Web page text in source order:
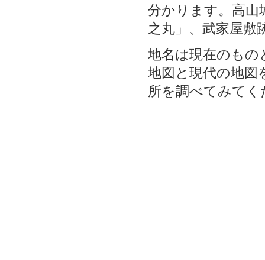
分かります。高山
之丸」、武家屋敷
地名は現在のもの
地図と現代の地図
所を調べてみてく